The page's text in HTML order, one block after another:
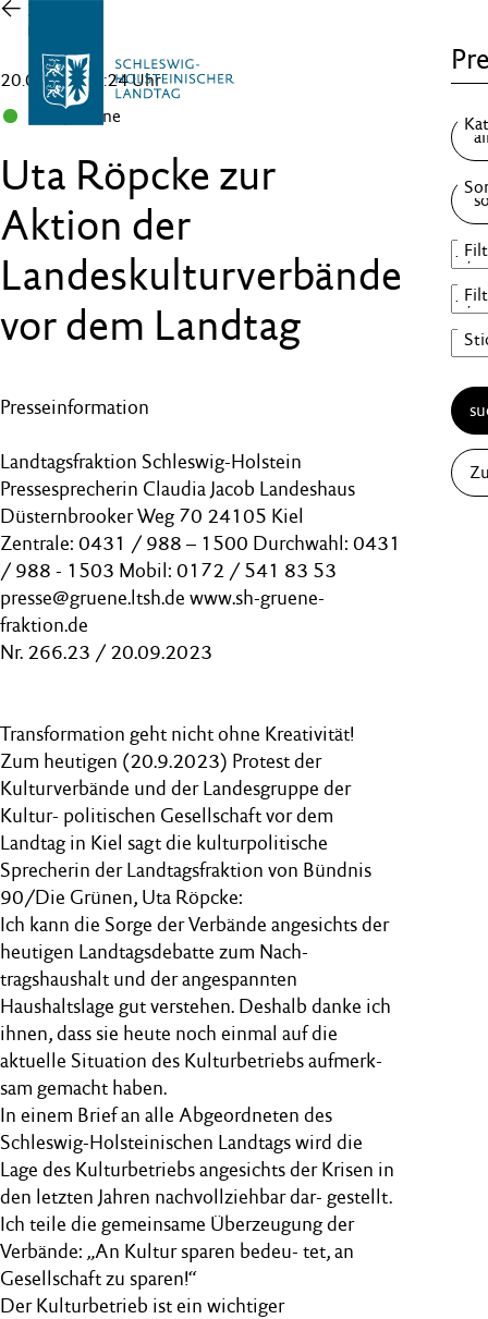
Zur
Übersicht
20.09.23 , 16:24 Uhr
B 90/Grüne
Uta Röpcke zur
Aktion der
Landeskulturverbände
vor dem Landtag
Presseinformation
Landtagsfraktion Schleswig-Holstein
Pressesprecherin Claudia Jacob Landeshaus
Düsternbrooker Weg 70 24105 Kiel
Zentrale: 0431 / 988 – 1500 Durchwahl: 0431
/ 988 - 1503 Mobil: 0172 / 541 83 53
presse@gruene.ltsh.de www.sh-gruene-
fraktion.de
Nr. 266.23 / 20.09.2023
Transformation geht nicht ohne Kreativität!
Zum heutigen (20.9.2023) Protest der
Kulturverbände und der Landesgruppe der
Kultur- politischen Gesellschaft vor dem
Landtag in Kiel sagt die kulturpolitische
Sprecherin der Landtagsfraktion von Bündnis
90/Die Grünen, Uta Röpcke:
Ich kann die Sorge der Verbände angesichts der
heutigen Landtagsdebatte zum Nach-
tragshaushalt und der angespannten
Haushaltslage gut verstehen. Deshalb danke ich
ihnen, dass sie heute noch einmal auf die
aktuelle Situation des Kulturbetriebs aufmerk-
sam gemacht haben.
In einem Brief an alle Abgeordneten des
Schleswig-Holsteinischen Landtags wird die
Lage des Kulturbetriebs angesichts der Krisen in
den letzten Jahren nachvollziehbar dar- gestellt.
Ich teile die gemeinsame Überzeugung der
Verbände: „An Kultur sparen bedeu- tet, an
Gesellschaft zu sparen!“
Der Kulturbetrieb ist ein wichtiger